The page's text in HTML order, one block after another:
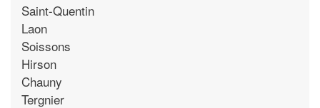
Saint-Quentin
Laon
Soissons
Hirson
Chauny
Tergnier